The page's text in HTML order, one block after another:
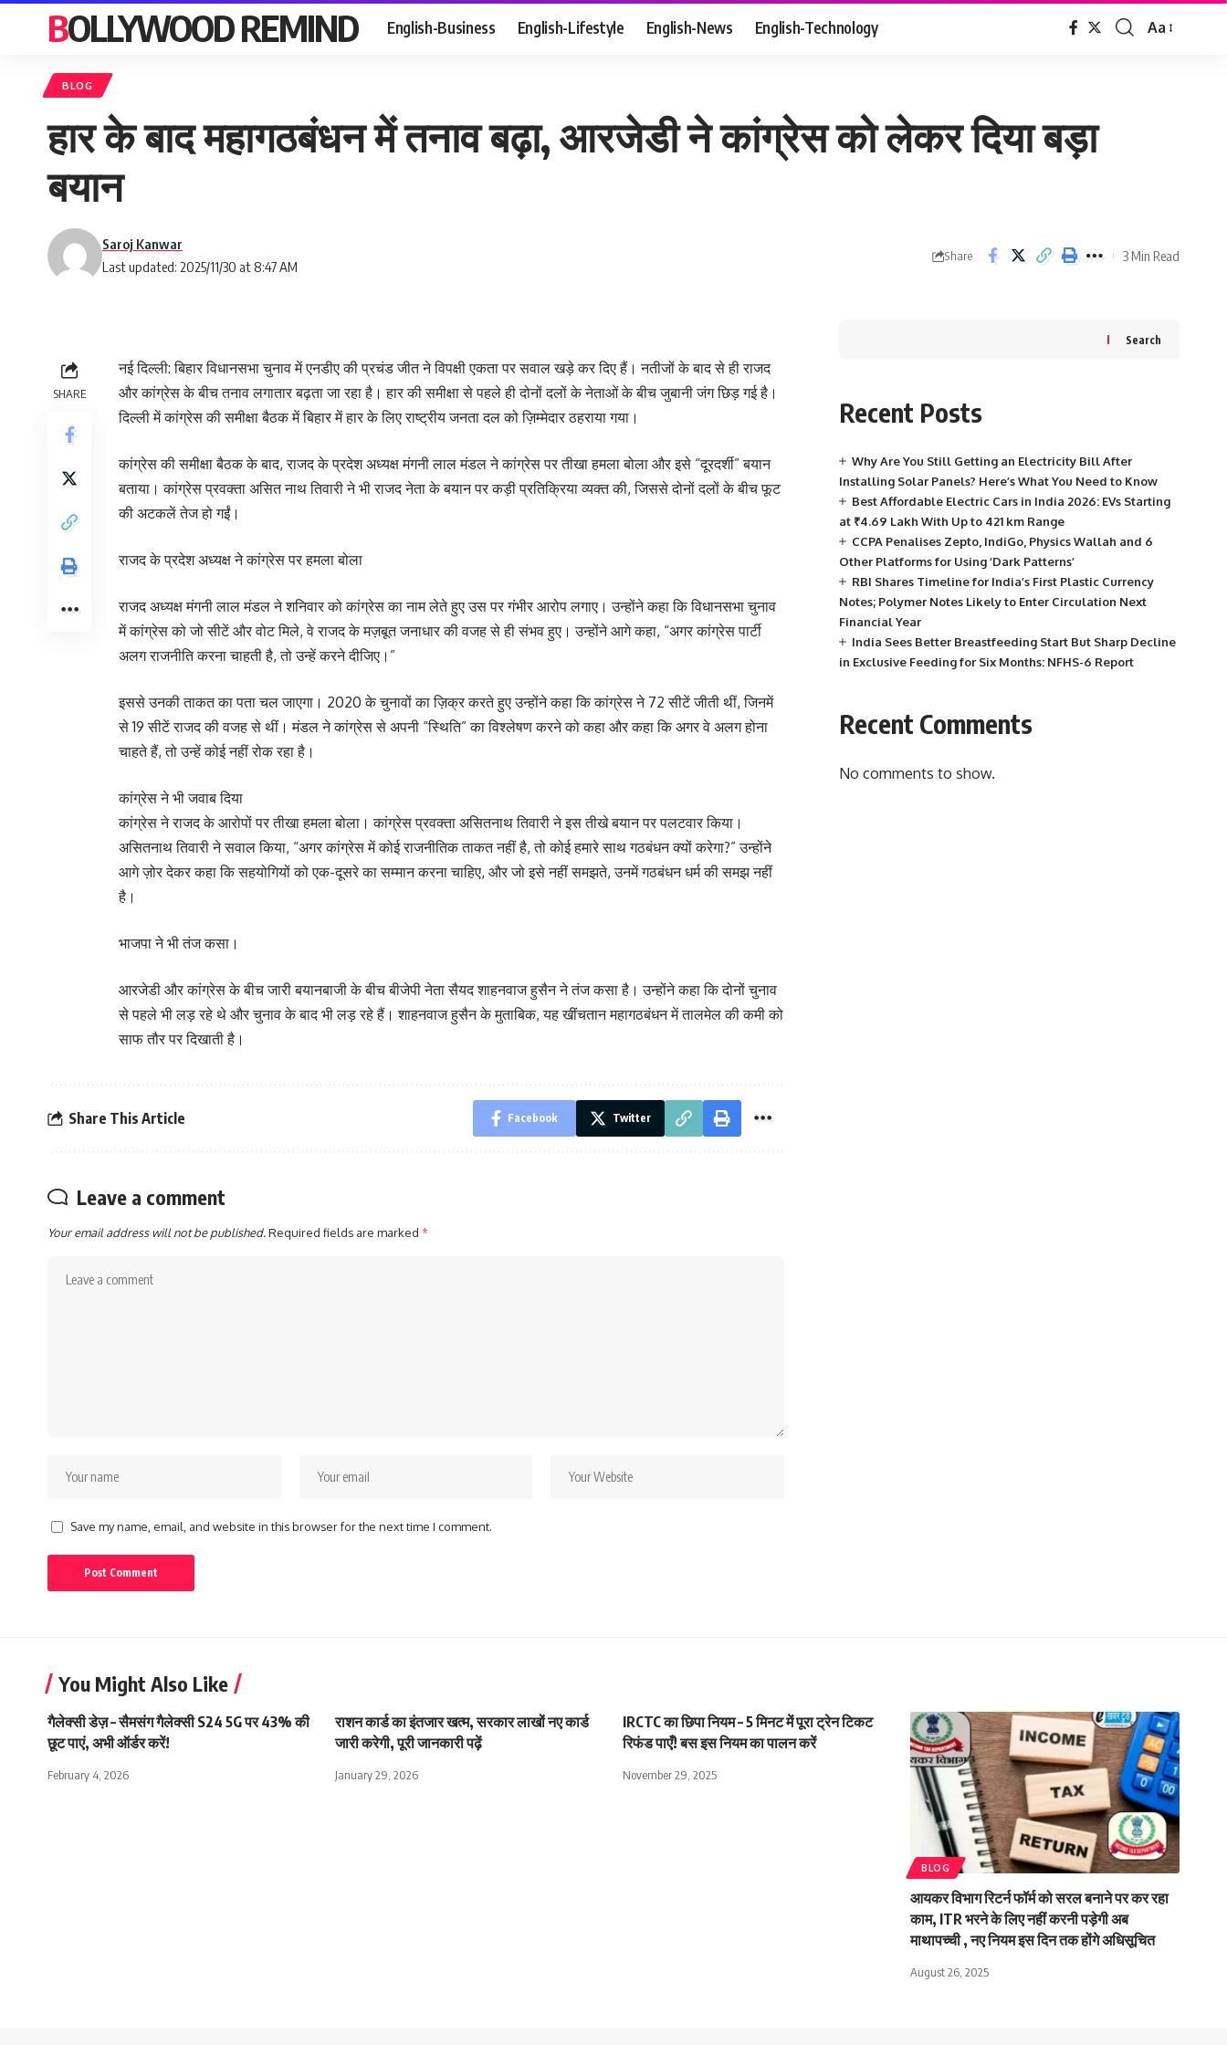
BOLLYWOOD REMIND English-Business English-Lifestyle English-News English-Technology
Font
Aa
BLOG
हार के बाद महागठबंधन में तनाव बढ़ा, आरजेडी ने कांग्रेस को लेकर दिया बड़ा
बयान
Last updated: 2025/11/30 at 8:47 AM
Saroj Kanwar
Share 3 Min Read
SHARE
नई दिल्ली: बिहार विधानसभा चुनाव में एनडीए की प्रचंड जीत ने विपक्षी एकता पर सवाल खड़े कर दिए हैं। नतीजों के बाद से ही राजद
और कांग्रेस के बीच तनाव लगातार बढ़ता जा रहा है। हार की समीक्षा से पहले ही दोनों दलों के नेताओं के बीच जुबानी जंग छिड़ गई है।
दिल्ली में कांग्रेस की समीक्षा बैठक में बिहार में हार के लिए राष्ट्रीय जनता दल को ज़िम्मेदार ठहराया गया।
कांग्रेस की समीक्षा बैठक के बाद, राजद के प्रदेश अध्यक्ष मंगनी लाल मंडल ने कांग्रेस पर तीखा हमला बोला और इसे “दूरदर्शी” बयान
बताया। कांग्रेस प्रवक्ता असित नाथ तिवारी ने भी राजद नेता के बयान पर कड़ी प्रतिक्रिया व्यक्त की, जिससे दोनों दलों के बीच फूट
की अटकलें तेज हो गईं।
राजद के प्रदेश अध्यक्ष ने कांग्रेस पर हमला बोला
राजद अध्यक्ष मंगनी लाल मंडल ने शनिवार को कांग्रेस का नाम लेते हुए उस पर गंभीर आरोप लगाए। उन्होंने कहा कि विधानसभा चुनाव
में कांग्रेस को जो सीटें और वोट मिले, वे राजद के मज़बूत जनाधार की वजह से ही संभव हुए। उन्होंने आगे कहा, “अगर कांग्रेस पार्टी
अलग राजनीति करना चाहती है, तो उन्हें करने दीजिए।”
इससे उनकी ताकत का पता चल जाएगा। 2020 के चुनावों का ज़िक्र करते हुए उन्होंने कहा कि कांग्रेस ने 72 सीटें जीती थीं, जिनमें
से 19 सीटें राजद की वजह से थीं। मंडल ने कांग्रेस से अपनी “स्थिति” का विश्लेषण करने को कहा और कहा कि अगर वे अलग होना
चाहते हैं, तो उन्हें कोई नहीं रोक रहा है।
कांग्रेस ने भी जवाब दिया
कांग्रेस ने राजद के आरोपों पर तीखा हमला बोला। कांग्रेस प्रवक्ता असितनाथ तिवारी ने इस तीखे बयान पर पलटवार किया।
असितनाथ तिवारी ने सवाल किया, “अगर कांग्रेस में कोई राजनीतिक ताकत नहीं है, तो कोई हमारे साथ गठबंधन क्यों करेगा?” उन्होंने
आगे ज़ोर देकर कहा कि सहयोगियों को एक-दूसरे का सम्मान करना चाहिए, और जो इसे नहीं समझते, उनमें गठबंधन धर्म की समझ नहीं
है।
भाजपा ने भी तंज कसा।
आरजेडी और कांग्रेस के बीच जारी बयानबाजी के बीच बीजेपी नेता सैयद शाहनवाज हुसैन ने तंज कसा है। उन्होंने कहा कि दोनों चुनाव
से पहले भी लड़ रहे थे और चुनाव के बाद भी लड़ रहे हैं। शाहनवाज हुसैन के मुताबिक, यह खींचतान महागठबंधन में तालमेल की कमी को
साफ तौर पर दिखाती है।
Share This Article Facebook Twitter
Leave a comment
Your email address will not be published.Required fields are marked *
Save my name, email, and website in this browser for the next time I comment.
Search
Recent Posts
Why Are You Still Getting an Electricity Bill After
Installing Solar Panels? Here’s What You Need to Know
Best Affordable Electric Cars in India 2026: EVs Starting
at ₹4.69 Lakh With Up to 421 km Range
CCPA Penalises Zepto, IndiGo, Physics Wallah and 6
Other Platforms for Using ‘Dark Patterns’
RBI Shares Timeline for India’s First Plastic Currency
Notes; Polymer Notes Likely to Enter Circulation Next
Financial Year
India Sees Better Breastfeeding Start But Sharp Decline
in Exclusive Feeding for Six Months: NFHS-6 Report
Recent Comments
No comments to show.
You Might Also Like
गैलेक्सी डेज़ – सैमसंग गैलेक्सी S24 5G पर 43% की
छूट पाएं, अभी ऑर्डर करें!
February 4, 2026
राशन कार्ड का इंतजार खत्म, सरकार लाखों नए कार्ड
जारी करेगी, पूरी जानकारी पढ़ें
January 29, 2026
IRCTC का छिपा नियम – 5 मिनट में पूरा ट्रेन टिकट
रिफंड पाएँ! बस इस नियम का पालन करें
November 29, 2025
BLOG
आयकर विभाग रिटर्न फॉर्म को सरल बनाने पर कर रहा
काम, ITR भरने के लिए नहीं करनी पड़ेगी अब
माथापच्ची , नए नियम इस दिन तक होंगे अधिसूचित
August 26, 2025